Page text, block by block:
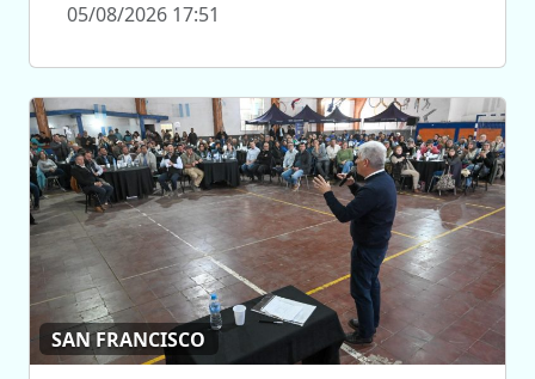
05/08/2026 17:51
SAN FRANCISCO